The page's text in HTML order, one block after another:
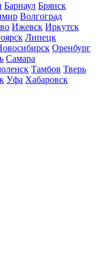
Барнаул Брянск
Волгоград
Ижевск Иркутск
Липецк
Оренбург
Самара
Тамбов Тверь
Уфа Хабаровск